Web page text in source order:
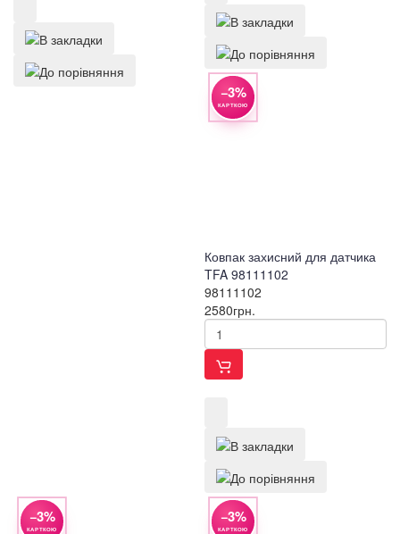
−3%
КАРТКОЮ
Ковпак захисний для датчика
TFA 98111102
98111102
2580грн.
−3%
КАРТКОЮ
−3%
КАРТКОЮ